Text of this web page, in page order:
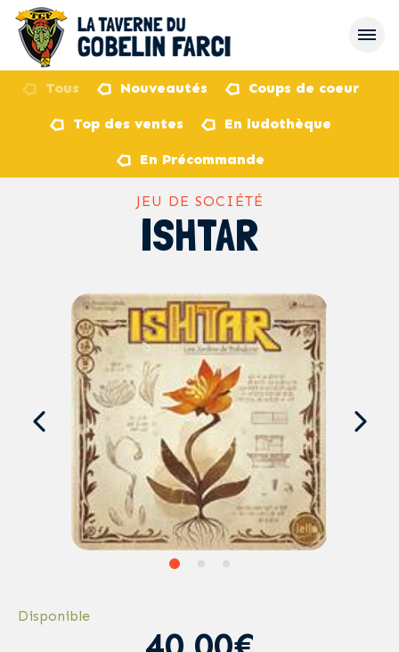
Tous Nouveautés Coups de coeur
Top des ventes En ludothèque
En Précommande
JEU DE SOCIÉTÉ
ISHTAR
Disponible